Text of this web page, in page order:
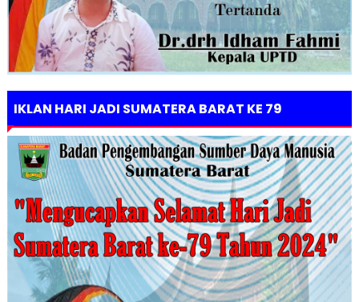
IKLAN HARI JADI SUMATERA BARAT KE 79